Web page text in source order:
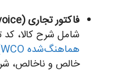
فاکتور تجاری (Commercial Invoice):
شامل شرح کالا، کد تعرفهٔ
هماهنگ‌شده WCO